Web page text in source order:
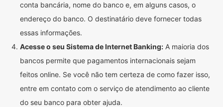
conta bancária, nome do banco e, em alguns casos, o
endereço do banco. O destinatário deve fornecer todas
essas informações.
Acesse o seu Sistema de Internet Banking: A maioria dos
bancos permite que pagamentos internacionais sejam
feitos online. Se você não tem certeza de como fazer isso,
entre em contato com o serviço de atendimento ao cliente
do seu banco para obter ajuda.